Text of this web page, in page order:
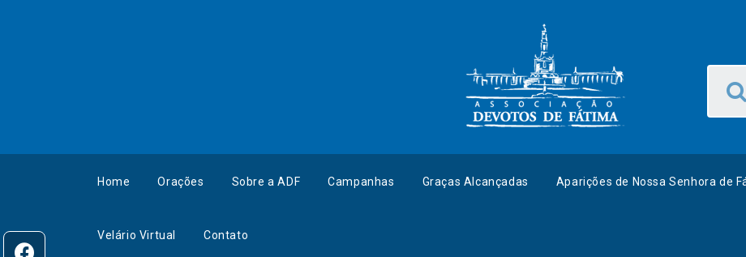
Home Orações Sobre a ADF Campanhas Graças Alcançadas Aparições de Nossa Senhora de
Velário Virtual Contato